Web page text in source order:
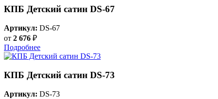
КПБ Детский сатин DS-67
Артикул: DS-67
от 2 676 ₽
Подробнее
КПБ Детский сатин DS-73
Артикул: DS-73